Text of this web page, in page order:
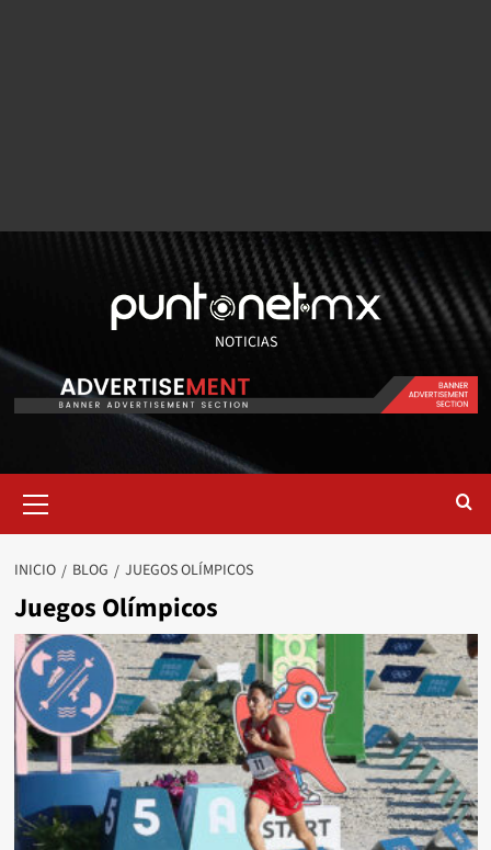
NOTICIAS
INICIO BLOG JUEGOS OLÍMPICOS
Juegos Olímpicos